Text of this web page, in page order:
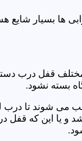
شایع
قفل درب
بسته نشود.
شوند تا درب
و یا این که